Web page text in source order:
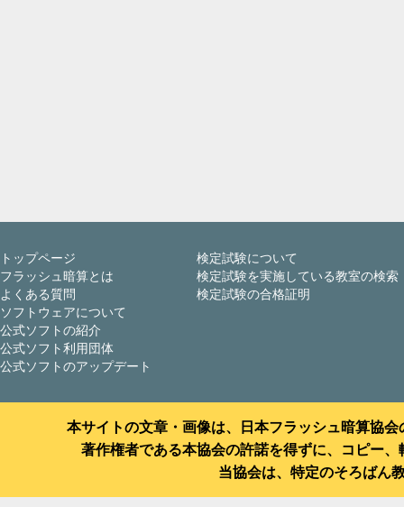
トップページ
フラッシュ暗算とは
よくある質問
ソフトウェアについて
公式ソフトの紹介
公式ソフト利用団体
公式ソフトのアップデート
検定試験について
検定試験を実施している教室の検索
検定試験の合格証明
本サイトの文章・画像は、日本フラッシュ暗算協
著作権者である本協会の許諾を得ずに、コピー
当協会は、特定のそろばん